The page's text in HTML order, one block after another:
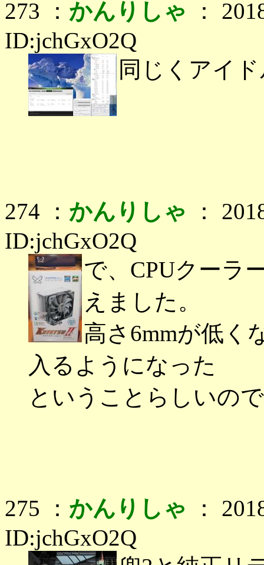
273 ： かんりしゃ ：
ID:jchGxO2Q
同じくアイ
274 ： かんりしゃ ：
ID:jchGxO2Q
で、CPUクーラ
えました。
高さ6mmが低く
入るようになった
ということらしいの
275 ： かんりしゃ ：
ID:jchGxO2Q